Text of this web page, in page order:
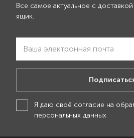
Все самое актуальное с
ящик.
Я даю своё согласие на
персональных данных